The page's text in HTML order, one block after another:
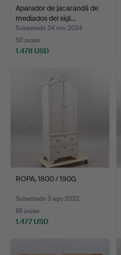
Aparador de jacarandá de
mediados del sigl…
Subastado 24 nov 2024
50 pujas
1.478 USD
ROPA, 1800 / 1900.
Subastado 3 ago 2022
65 pujas
1.477 USD